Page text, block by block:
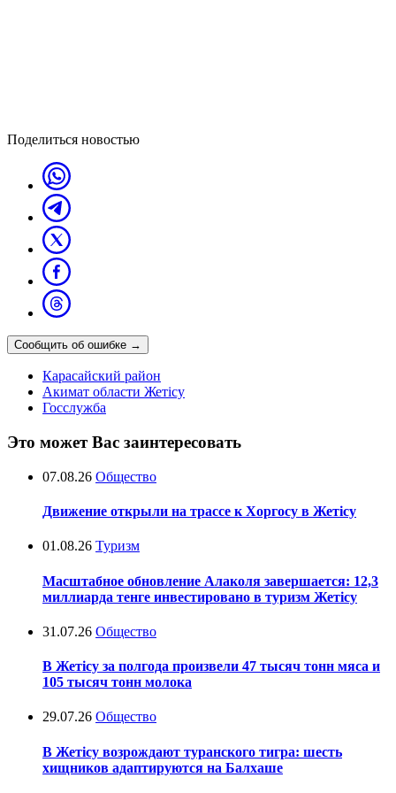
Поделиться новостью
Сообщить об ошибке →
Карасайский район
Акимат области Жетісу
Госслужба
Это может Вас заинтересовать
07.08.26 Общество
Движение открыли на трассе к Хоргосу в Жетісу
01.08.26 Туризм
Масштабное обновление Алаколя завершается: 12,3
миллиарда тенге инвестировано в туризм Жетісу
31.07.26 Общество
В Жетісу за полгода произвели 47 тысяч тонн мяса и
105 тысяч тонн молока
29.07.26 Общество
В Жетісу возрождают туранского тигра: шесть
хищников адаптируются на Балхаше